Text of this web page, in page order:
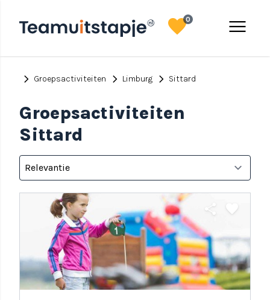
menu
favorite0
chevron_right Groepsactiviteiten chevron_right Limburg chevron_right Sittard
Groepsactiviteiten
Sittard
share favorite